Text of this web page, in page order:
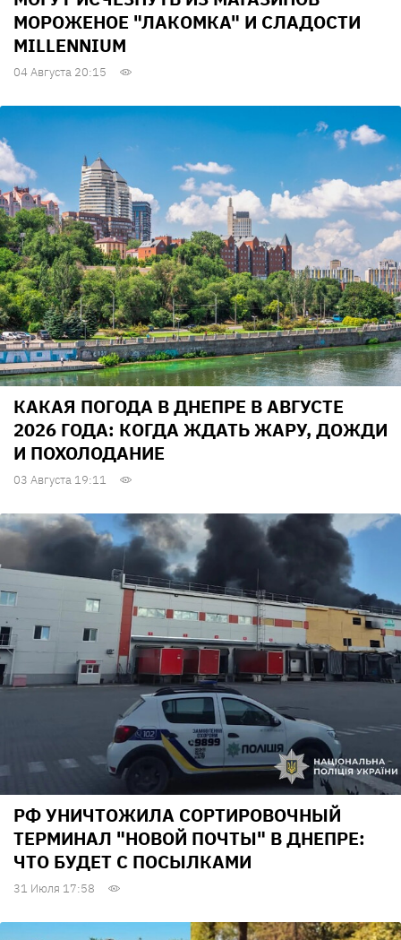
МОРОЖЕНОЕ "ЛАКОМКА" И СЛАДОСТИ
MILLENNIUM
04 Августа 20:15
КАКАЯ ПОГОДА В ДНЕПРЕ В АВГУСТЕ
2026 ГОДА: КОГДА ЖДАТЬ ЖАРУ, ДОЖДИ
И ПОХОЛОДАНИЕ
03 Августа 19:11
РФ УНИЧТОЖИЛА СОРТИРОВОЧНЫЙ
ТЕРМИНАЛ "НОВОЙ ПОЧТЫ" В ДНЕПРЕ:
ЧТО БУДЕТ С ПОСЫЛКАМИ
31 Июля 17:58